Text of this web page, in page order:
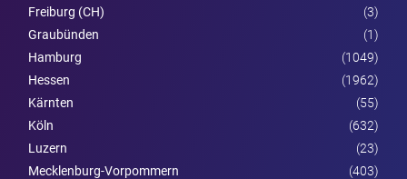
Freiburg (CH)
(3)
Graubünden
(1)
Hamburg
(1049)
Hessen
(1962)
Kärnten
(55)
Köln
(632)
Luzern
(23)
Mecklenburg-Vorpommern
(403)